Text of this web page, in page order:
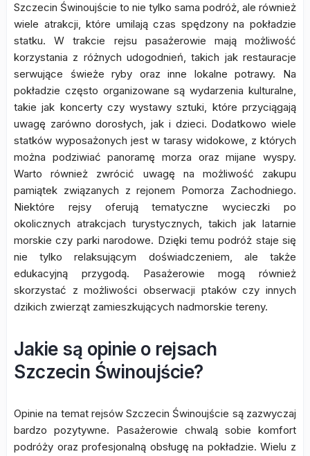
Szczecin Świnoujście to nie tylko sama podróż, ale również
wiele atrakcji, które umilają czas spędzony na pokładzie
statku. W trakcie rejsu pasażerowie mają możliwość
korzystania z różnych udogodnień, takich jak restauracje
serwujące świeże ryby oraz inne lokalne potrawy. Na
pokładzie często organizowane są wydarzenia kulturalne,
takie jak koncerty czy wystawy sztuki, które przyciągają
uwagę zarówno dorosłych, jak i dzieci. Dodatkowo wiele
statków wyposażonych jest w tarasy widokowe, z których
można podziwiać panoramę morza oraz mijane wyspy.
Warto również zwrócić uwagę na możliwość zakupu
pamiątek związanych z rejonem Pomorza Zachodniego.
Niektóre rejsy oferują tematyczne wycieczki po
okolicznych atrakcjach turystycznych, takich jak latarnie
morskie czy parki narodowe. Dzięki temu podróż staje się
nie tylko relaksującym doświadczeniem, ale także
edukacyjną przygodą. Pasażerowie mogą również
skorzystać z możliwości obserwacji ptaków czy innych
dzikich zwierząt zamieszkujących nadmorskie tereny.
Jakie są opinie o rejsach
Szczecin Świnoujście?
Opinie na temat rejsów Szczecin Świnoujście są zazwyczaj
bardzo pozytywne. Pasażerowie chwalą sobie komfort
podróży oraz profesjonalną obsługę na pokładzie. Wielu z